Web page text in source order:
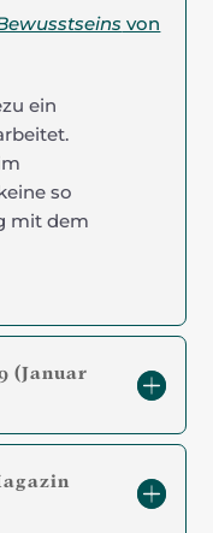
von
ein
so
mit dem
(Januar